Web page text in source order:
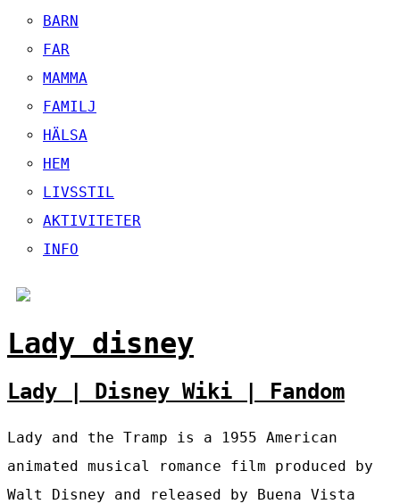
BARN
FAR
MAMMA
FAMILJ
HÄLSA
HEM
LIVSSTIL
AKTIVITETER
INFO
Lady disney
Lady | Disney Wiki | Fandom
Lady and the Tramp is a 1955 American
animated musical romance film produced by
Walt Disney and released by Buena Vista